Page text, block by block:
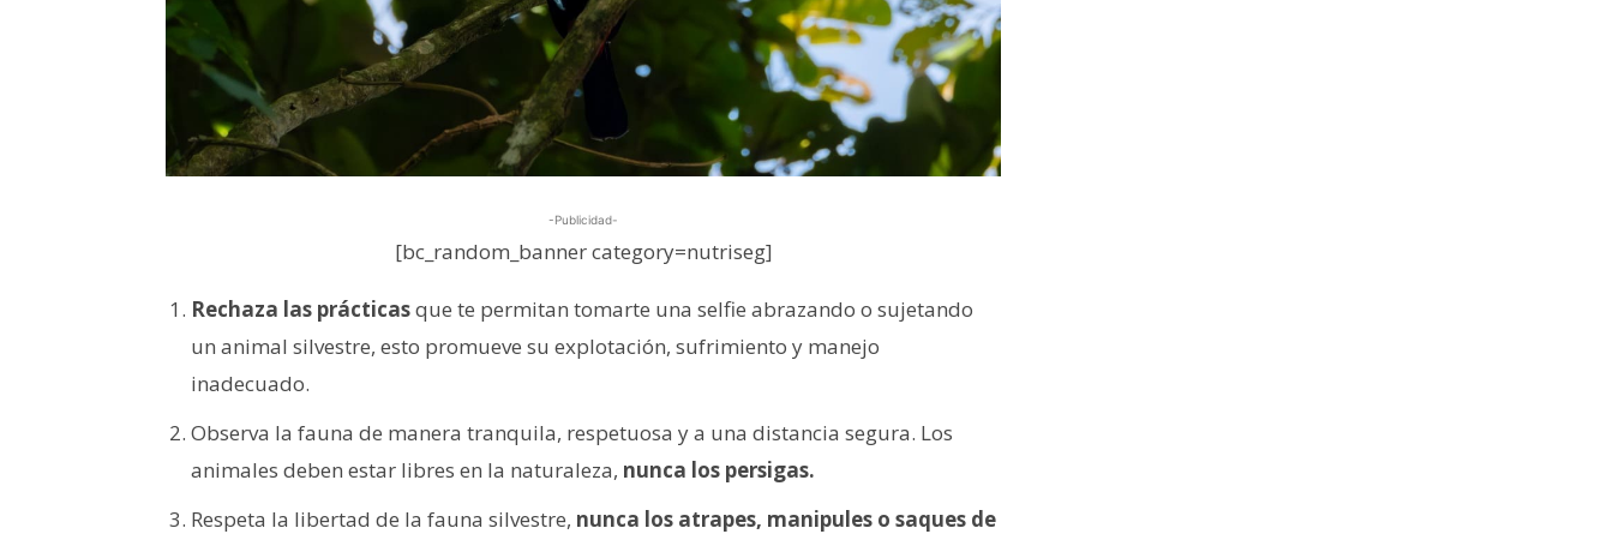
-Publicidad-
[bc_random_banner category=nutriseg]
Rechaza las prácticasque te permitan tomarte una selfie abrazando o sujetando
un animal silvestre, esto promueve su explotación, sufrimiento y manejo
inadecuado.
Observa la fauna de manera tranquila, respetuosa y a una distancia segura. Los
animales deben estar libres en la naturaleza, nunca los persigas.
Respeta la libertad de la fauna silvestre, nunca los atrapes, manipules o saques de